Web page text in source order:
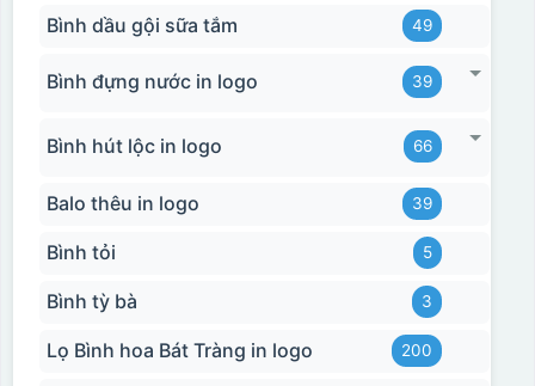
Bình dầu gội sữa tắm 49
Bình đựng nước in logo 39
Bình hút lộc in logo 66
Balo thêu in logo 39
Bình tỏi 5
Bình tỳ bà 3
Lọ Bình hoa Bát Tràng in logo 200